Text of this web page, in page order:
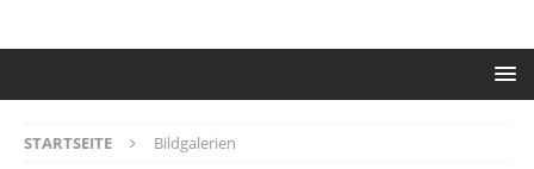
STARTSEITE Bildgalerien